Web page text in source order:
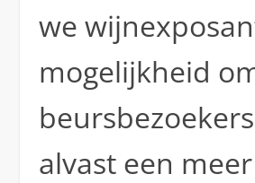
we
mogelijkheid
alvast een